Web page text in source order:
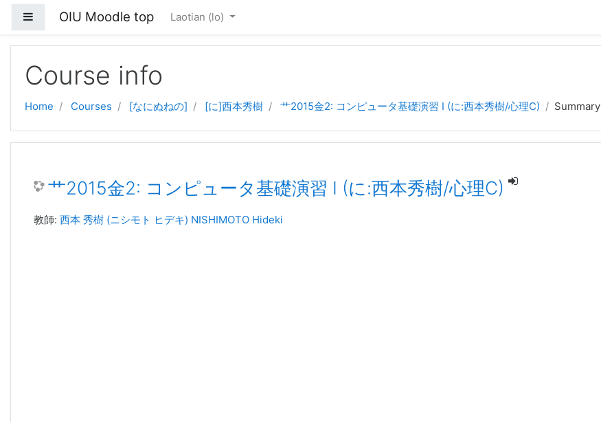
Side panelOIU Moodle top Laotian ‎(lo)‎
Course info
Home Courses [なにぬねの] [に]西本秀樹 艹2015金2: コンピュータ基礎演習 I (に:西本秀樹/心理C) Summary
艹2015金2: コンピュータ基礎演習 I (に:西本秀樹/心理C)
教師: 西本 秀樹 (ニシモト ヒデキ) NISHIMOTO Hideki